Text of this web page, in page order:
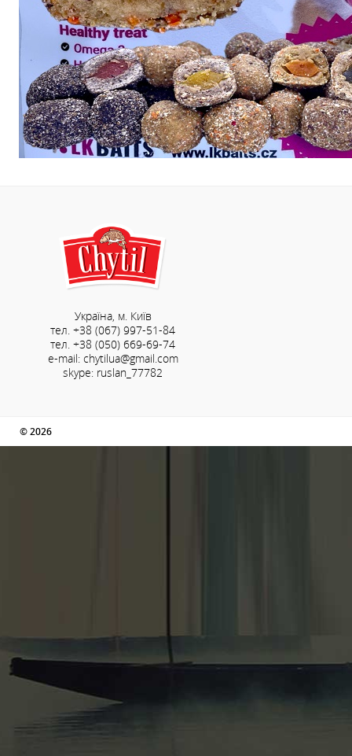
Україна, м. Київ
тел. +38 (067) 997-51-84
тел. +38 (050) 669-69-74
e-mail: chytilua@gmail.com
skype: ruslan_77782
© 2026